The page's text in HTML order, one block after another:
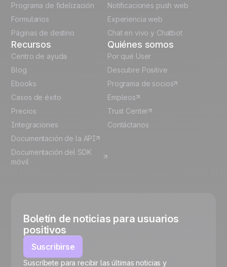
Programa de fidelización
Formularios
Páginas de destino
Notificaciones push web
Experiencia web
Chat en vivo y Chatbot
Recursos
Centro de ayuda
Blog
Ebooks
Casos de éxito
Precios
Integraciones
Documentación de la API
Documentación del SDK
móvil
Quiénes somos
Por qué User
Descubre Positive
Programa de socios
Empleos
Trust Center
Contáctanos
Boletín de noticias para usuarios
positivos
Suscribirse
Suscríbete para recibir las últimas noticias y